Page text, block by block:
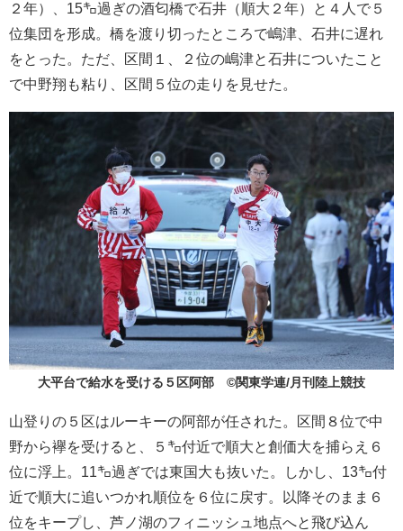
２年）、15㌔過ぎの酒匂橋で石井（順大２年）と４人で５
位集団を形成。橋を渡り切ったところで嶋津、石井に遅れ
をとった。ただ、区間１、２位の嶋津と石井についたこと
で中野翔も粘り、区間５位の走りを見せた。
大平台で給水を受ける５区阿部 ©関東学連/月刊陸上競技
山登りの５区はルーキーの阿部が任された。区間８位で中
野から襷を受けると、５㌔付近で順大と創価大を捕らえ６
位に浮上。11㌔過ぎでは東国大も抜いた。しかし、13㌔付
近で順大に追いつかれ順位を６位に戻す。以降そのまま６
位をキープし、芦ノ湖のフィニッシュ地点へと飛び込ん